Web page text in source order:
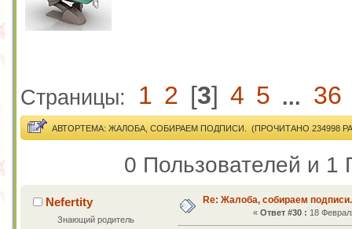
Страницы: 1 2 [3] 4 5 ... 36
АВТОРТЕМА: ЖАЛОБА, СОБИРАЕМ ПОДПИСИ. (ПРОЧИТАНО 234998
0 Пользователей и 1
Nefertity
Знающий родитель
Re: Жалоба, собираем подписи.
« Ответ #30 : 18